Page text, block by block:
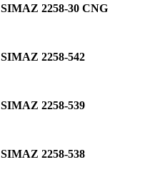
SIMAZ 2258-30 CNG
SIMAZ 2258-542
SIMAZ 2258-539
SIMAZ 2258-538